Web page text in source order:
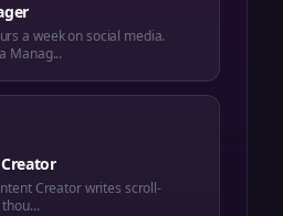
a week on social media.
Manag...
Creator writes scroll-